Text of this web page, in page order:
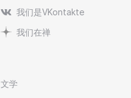
我们是VKontakte
我们在禅
文学